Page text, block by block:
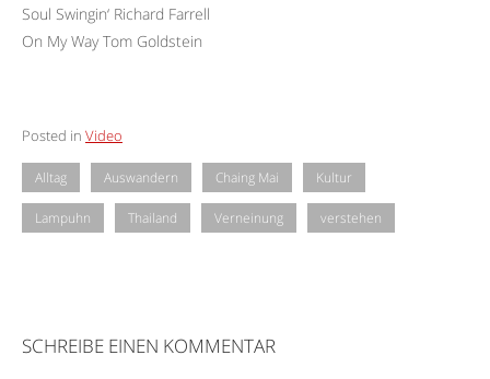
Soul Swingin‘ Richard Farrell
On My Way Tom Goldstein
Posted in Video
Alltag Auswandern Chaing Mai Kultur
Lampuhn Thailand Verneinung verstehen
SCHREIBE EINEN KOMMENTAR